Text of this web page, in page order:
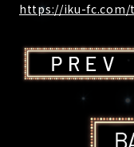
https://iku-fc.com/